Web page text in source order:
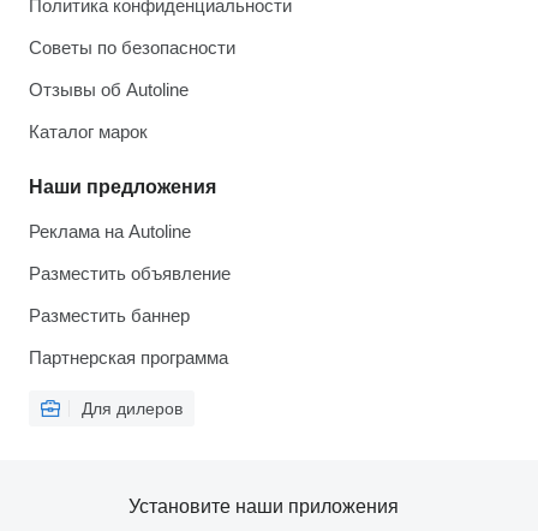
Политика конфиденциальности
Советы по безопасности
Отзывы об Autoline
Каталог марок
Наши предложения
Реклама на Autoline
Разместить объявление
Разместить баннер
Партнерская программа
Для дилеров
Установите наши приложения